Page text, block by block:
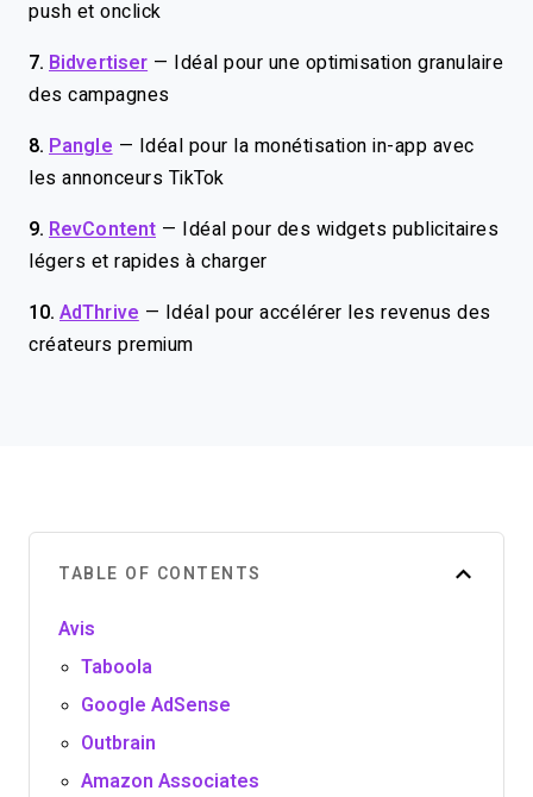
push et onclick
7. Bidvertiser —
Idéal pour une optimisation granulaire
des campagnes
8. Pangle —
Idéal pour la monétisation in-app avec
les annonceurs TikTok
9. RevContent —
Idéal pour des widgets publicitaires
légers et rapides à charger
10. AdThrive —
Idéal pour accélérer les revenus des
créateurs premium
TABLE OF CONTENTS
Avis
Taboola
Google AdSense
Outbrain
Amazon Associates